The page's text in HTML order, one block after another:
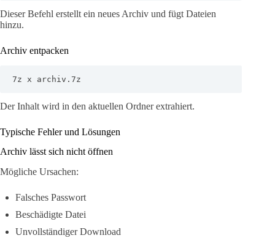
Dieser Befehl erstellt ein neues Archiv und fügt Dateien
hinzu.
Archiv entpacken
7z x archiv.7z
Der Inhalt wird in den aktuellen Ordner extrahiert.
Typische Fehler und Lösungen
Archiv lässt sich nicht öffnen
Mögliche Ursachen:
Falsches Passwort
Beschädigte Datei
Unvollständiger Download